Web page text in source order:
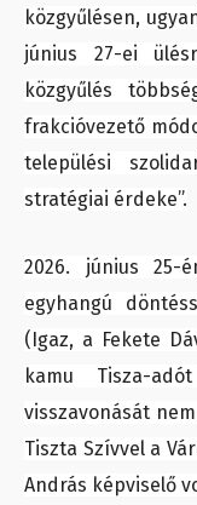
közgyűlésen,
június 27-ei
közgyűlés
frakcióvezető
települési
stratégiai érdeke”.
2026. június 25-
egyhangú
(Igaz, a Fekete
kamu Tisza-
visszavonását
Tiszta Szívvel a
András képviselő